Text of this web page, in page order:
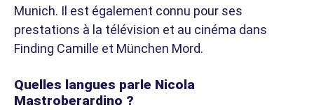
Munich. Il est également connu pour ses
prestations à la télévision et au cinéma dans
Finding Camille et München Mord.
Quelles langues parle Nicola
Mastroberardino ?